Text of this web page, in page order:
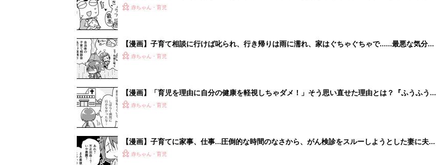
助け『ふうふう子育て ＃90』
赤ちゃん・育児
【漫画】子育て相談に行けば叱られ、行き帰りは雨に濡れ、家はぐちゃぐちゃで……最悪な気分で
帰宅したら？『ふうふう子育て ＃89』
赤ちゃん・育児
【漫画】「育児を理由に自分の健康を軽視しちゃダメ！」そう思い直せた理由とは？『ふうふう子
育て ＃88』
赤ちゃん・育児
【漫画】子育てに家事、仕事…圧倒的な時間のなさから、がん検診をスルーしようとした妻に夫が
言ったこと『ふうふう子育て ＃87』
赤ちゃん・育児